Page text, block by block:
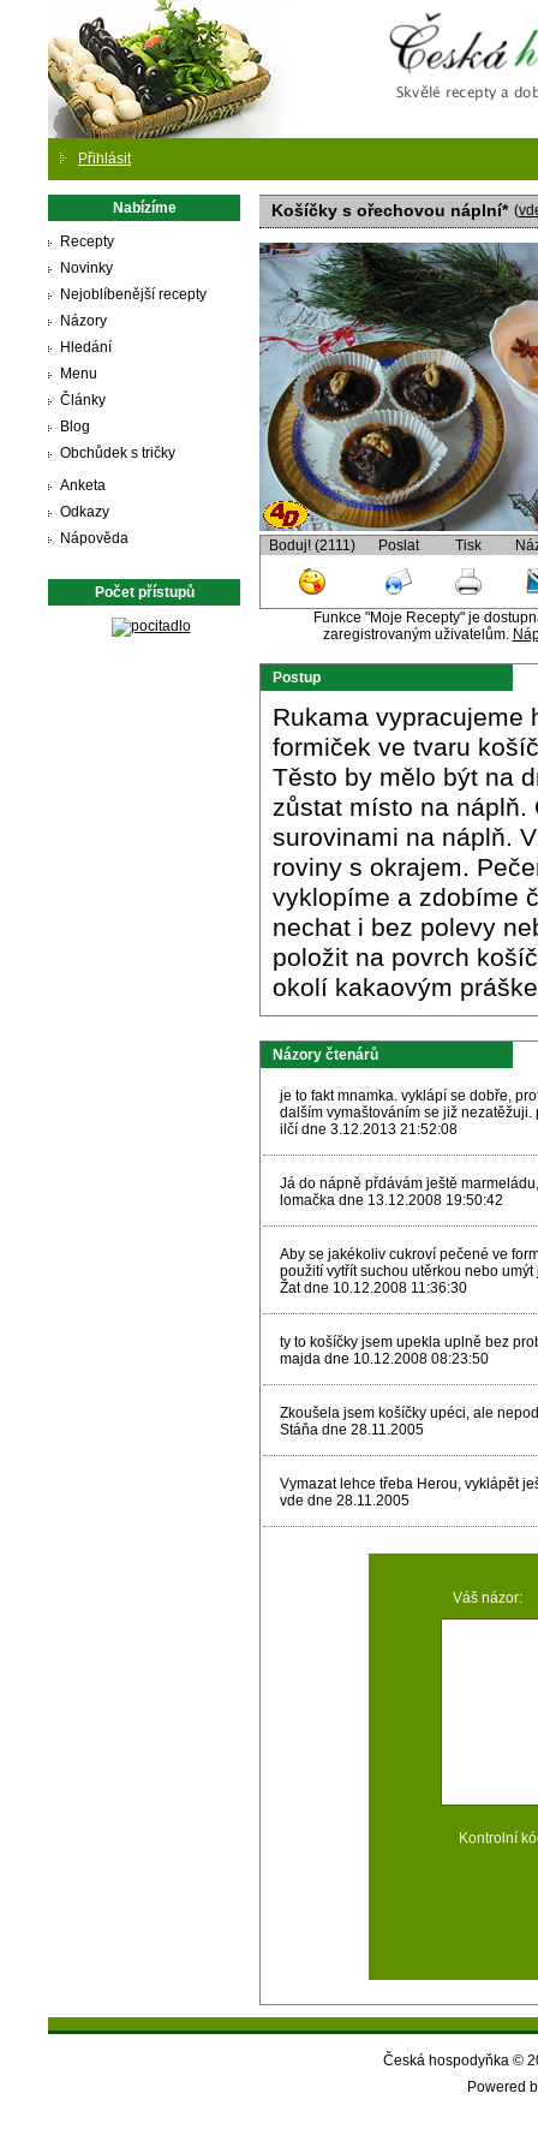
Přihlásit
Nabízíme
Recepty
Novinky
Nejoblíbenější recepty
Názory
Hledání
Menu
Články
Blog
Obchůdek s tričky
Anketa
Odkazy
Nápověda
Počet přístupů
Košíčky s ořechovou náplní* (
Boduj! (2111) Poslat Tisk
Funkce "Moje Recepty" je
zaregistrovaným uživatelům.
Postup
Rukama vypracujeme
formiček ve tvaru
Těsto by mělo být na
zůstat místo na náplň.
surovinami na náplň.
roviny s okrajem.
vyklopíme a zdobíme
nechat i bez polevy
položit na povrch
okolí kakaovým
Názory čtenárů
je to fakt mnamka. vyklápí se dobře,
dalším vymaštováním se již
ilčí dne 3.12.2013 21:52:08
Já do nápně přdávám ještě
lomačka dne 13.12.2008 19:50:42
Aby se jakékoliv cukroví pečené ve
použití vytřít suchou utěrkou nebo
Žat dne 10.12.2008 11:36:30
ty to košíčky jsem upekla uplně bez
majda dne 10.12.2008 08:23:50
Zkoušela jsem košíčky upéci, ale
Stáňa dne 28.11.2005
Vymazat lehce třeba Herou, vyklápět
vde dne 28.11.2005
Váš názor:
Kontrolní
Česká hospodyňka ©
Powered